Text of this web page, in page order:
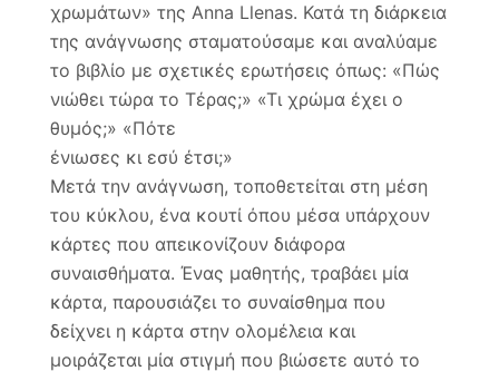
χρωμάτων» της Anna Llenas. Κατά τη διάρκεια
της ανάγνωσης σταματούσαμε και αναλύαμε
το βιβλίο με σχετικές ερωτήσεις όπως: «Πώς
νιώθει τώρα το Τέρας;» «Τι χρώμα έχει ο
θυμός;» «Πότε
ένιωσες κι εσύ έτσι;»
Μετά την ανάγνωση, τοποθετείται στη μέση
του κύκλου, ένα κουτί όπου μέσα υπάρχουν
κάρτες που απεικονίζουν διάφορα
συναισθήματα. Ένας μαθητής, τραβάει μία
κάρτα, παρουσιάζει το συναίσθημα που
δείχνει η κάρτα στην ολομέλεια και
μοιράζεται μία στιγμή που βιώσετε αυτό το